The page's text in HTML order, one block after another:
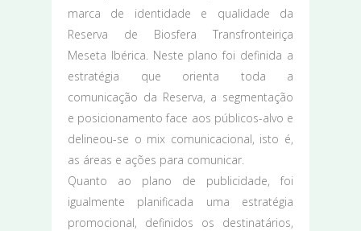
marca de identidade e qualidade da
Reserva de Biosfera Transfronteiriça
Meseta Ibérica. Neste plano foi definida a
estratégia que orienta toda a
comunicação da Reserva, a segmentação
e posicionamento face aos públicos-alvo e
delineou-se o mix comunicacional, isto é,
as áreas e ações para comunicar.
Quanto ao plano de publicidade, foi
igualmente planificada uma estratégia
promocional, definidos os destinatários,